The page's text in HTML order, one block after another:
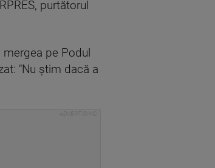
purtătorul
pe Podul
"Nu ştim dacă a